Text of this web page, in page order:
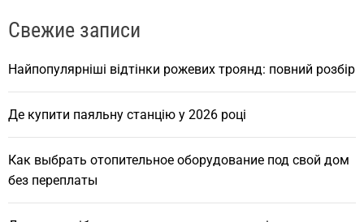
c
Свежие записи
Найпопулярніші відтінки рожевих троянд: повний розбір
Де купити паяльну станцію у 2026 році
Как выбрать отопительное оборудование под свой дом
без переплаты